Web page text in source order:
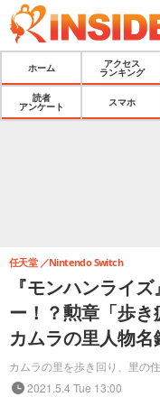
ホーム
アクセス
ランキング
読者
アンケート
スマホ
『モンハンライ
ー！？勲章「歩
カムラの里人物名
カムラの里を歩き回り、里の
任天堂 Nintendo Switch
2021.5.4 Tue 13:00